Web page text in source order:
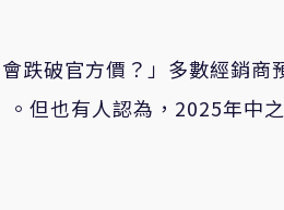
跌破官方價？」多數經銷
但也有人認為，2025年中